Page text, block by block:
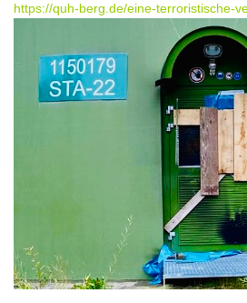
https://quh-berg.de/eine-terroristische-